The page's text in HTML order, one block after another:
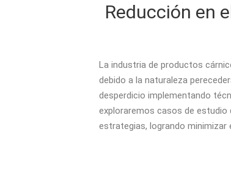
Reducción en
La industria de productos
debido a la naturaleza
desperdicio implementando
exploraremos casos de estudio
estrategias, logrando minimizar